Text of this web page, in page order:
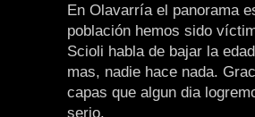
En Olavarría el panorama
población hemos sido
Scioli habla de bajar la
mas, nadie hace nada.
capas que algun dia
serio.